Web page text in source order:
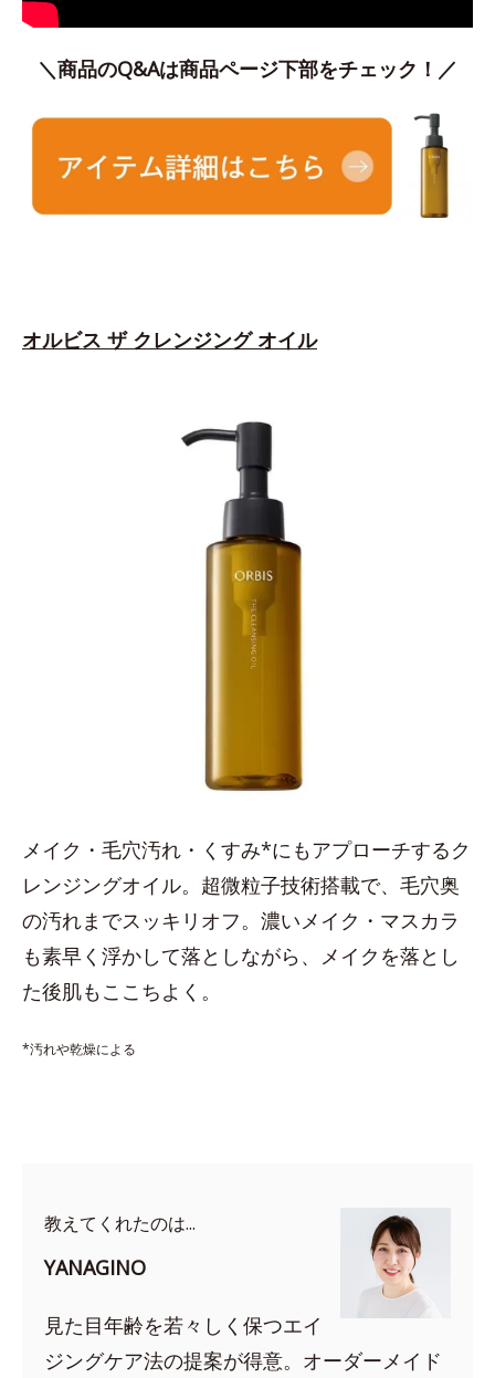
＼商品のQ&Aは商品ページ下部をチェック！／
オルビス ザ クレンジング オイル
メイク・毛穴汚れ・くすみ*にもアプローチするク
レンジングオイル。超微粒子技術搭載で、毛穴奥
の汚れまでスッキリオフ。濃いメイク・マスカラ
も素早く浮かして落としながら、メイクを落とし
た後肌もここちよく。
*汚れや乾燥による
教えてくれたのは...
YANAGINO
見た目年齢を若々しく保つエイ
ジングケア法の提案が得意。オーダーメイド